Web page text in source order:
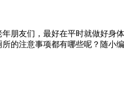
朋友们，最好在平时就做好身
的注意事项都有哪些呢？随小编